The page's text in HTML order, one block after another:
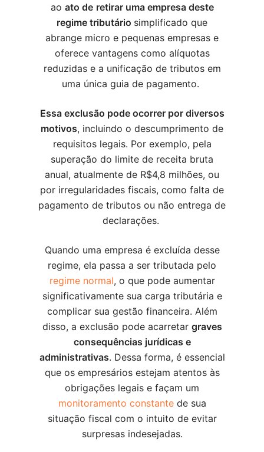
ao ato de retirar uma empresa deste
regime tributário simplificado que
abrange micro e pequenas empresas e
oferece vantagens como alíquotas
reduzidas e a unificação de tributos em
uma única guia de pagamento.
Essa exclusão pode ocorrer por diversos
motivos, incluindo o descumprimento de
requisitos legais. Por exemplo, pela
superação do limite de receita bruta
anual, atualmente de R$4,8 milhões, ou
por irregularidades fiscais, como falta de
pagamento de tributos ou não entrega de
declarações.
Quando uma empresa é excluída desse
regime, ela passa a ser tributada pelo
regime normal, o que pode aumentar
significativamente sua carga tributária e
complicar sua gestão financeira. Além
disso, a exclusão pode acarretar graves
consequências jurídicas e
administrativas. Dessa forma, é essencial
que os empresários estejam atentos às
obrigações legais e façam um
monitoramento constantede sua
situação fiscal com o intuito de evitar
surpresas indesejadas.